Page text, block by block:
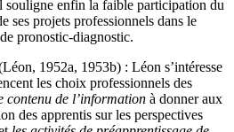
souligne enfin la faible participation du
ses projets professionnels dans le
pronostic-diagnostic.
1952a, 1953b) : Léon s’intéresse
les choix professionnels des
contenu de l’information à donner aux
des apprentis sur les perspectives